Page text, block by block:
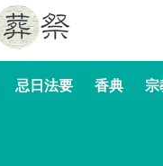
忌日法要 香典 宗